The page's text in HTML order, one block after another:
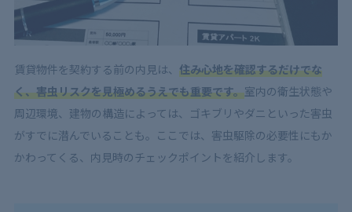
賃貸物件を契約する前の内見は、 住み心地を確認するだけでな
く、害虫リスクを見極めるうえでも重要です。室内の衛生状態や
周辺環境、建物の構造によっては、ゴキブリやダニといった害虫
がすでに潜んでいることも。ここでは、害虫駆除の必要性にもか
かわってくる、内見時のチェックポイントを紹介します。